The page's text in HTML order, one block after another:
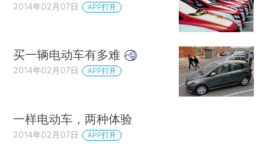
2014年02月07日 APP打开
买一辆电动车有多难
2014年02月07日 APP打开
一样电动车，两种体验
2014年02月07日 APP打开